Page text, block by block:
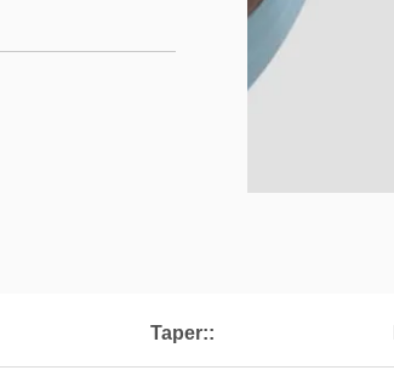
Taper::